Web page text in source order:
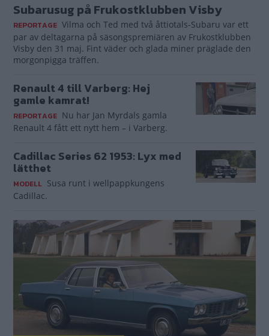
Subarusug på Frukostklubben Visby
REPORTAGE Vilma och Ted med två åttiotals-Subaru var ett
par av deltagarna på säsongspremiären av Frukostklubben
Visby den 31 maj. Fint väder och glada miner präglade den
morgonpigga träffen.
Renault 4 till Varberg: Hej
gamle kamrat!
REPORTAGE Nu har Jan Myrdals gamla
Renault 4 fått ett nytt hem – i Varberg.
Cadillac Series 62 1953: Lyx med
lätthet
MODELL Susa runt i wellpappkungens
Cadillac.